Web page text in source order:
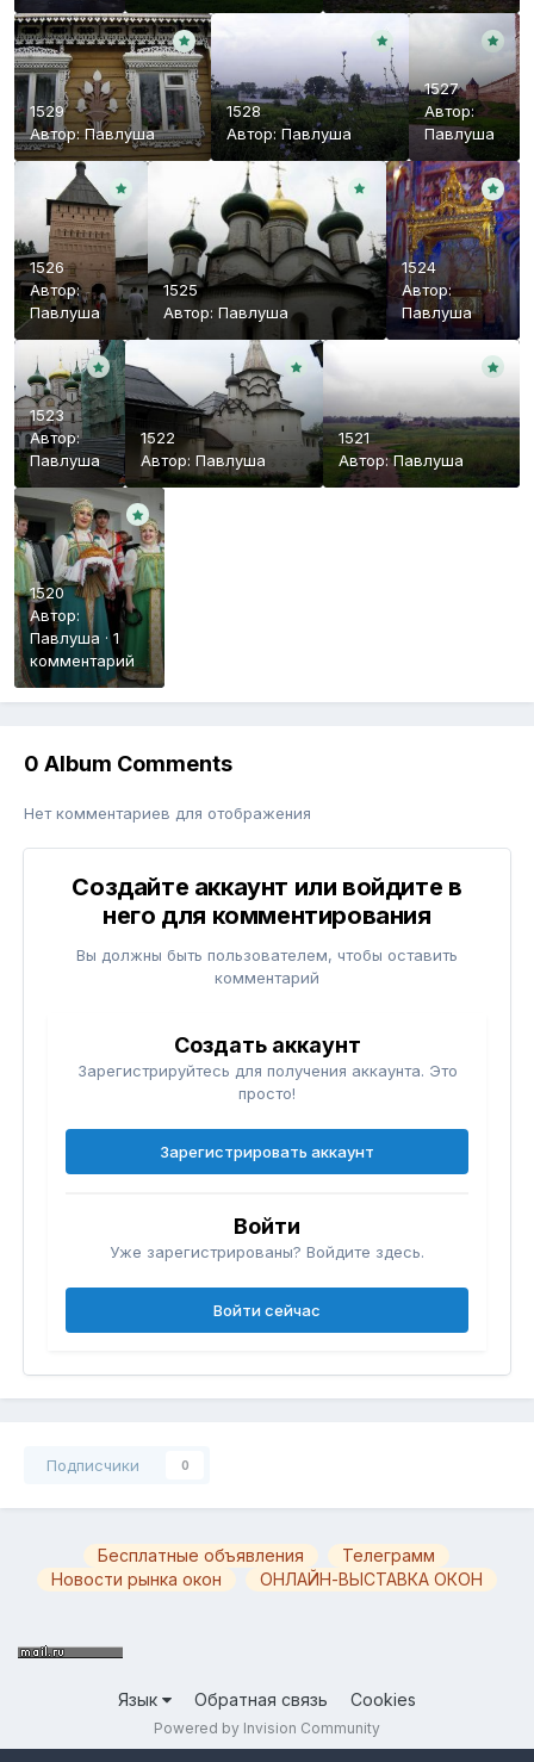
1529
Автор:Павлуша
1528
Автор:Павлуша
1527
Автор:
Павлуша
1526
Автор:
Павлуша
1525
Автор:Павлуша
1524
Автор:
Павлуша
1523
Автор:
Павлуша
1522
Автор:Павлуша
1521
Автор:Павлуша
1520
Автор:
Павлуша ·1
комментарий
0 Album Comments
Нет комментариев для отображения
Создайте аккаунт или войдите в
него для комментирования
Вы должны быть пользователем, чтобы оставить
комментарий
Создать аккаунт
Зарегистрируйтесь для получения аккаунта. Это
просто!
Зарегистрировать аккаунт
Войти
Уже зарегистрированы? Войдите здесь.
Войти сейчас
Подписчики 0
Бесплатные объявления
Телеграмм
Новости рынка окон
ОНЛАЙН-ВЫСТАВКА ОКОН
Язык Обратная связь Cookies
Powered by Invision Community